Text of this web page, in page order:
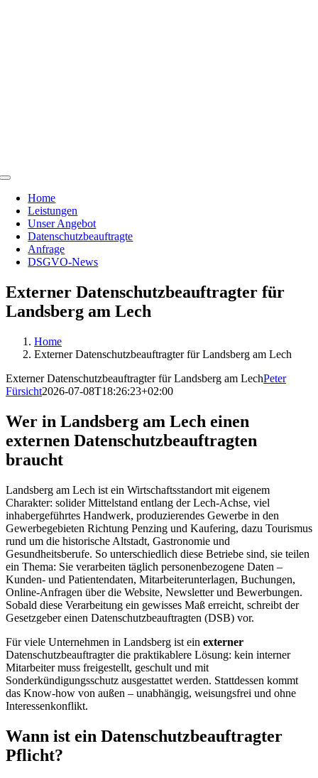
Toggle
NavigationHome
Leistungen
Unser Angebot
Datenschutzbeauftragte
Anfrage
DSGVO-News
Externer Datenschutzbeauftragter für
Landsberg am Lech
Home
Externer Datenschutzbeauftragter für Landsberg am Lech
Externer Datenschutzbeauftragter für Landsberg am LechPeter
Fürsicht2026-07-08T18:26:23+02:00
Wer in Landsberg am Lech einen
externen Datenschutzbeauftragten
braucht
Landsberg am Lech ist ein Wirtschaftsstandort mit eigenem
Charakter: solider Mittelstand entlang der Lech-Achse, viel
inhabergeführtes Handwerk, produzierendes Gewerbe in den
Gewerbegebieten Richtung Penzing und Kaufering, dazu Tourismus
rund um die historische Altstadt, Gastronomie und
Gesundheitsberufe. So unterschiedlich diese Betriebe sind, sie teilen
ein Thema: Sie verarbeiten täglich personenbezogene Daten –
Kunden- und Patientendaten, Mitarbeiterunterlagen, Buchungen,
Online-Anfragen über die Website, Newsletter und Bewerbungen.
Sobald diese Verarbeitung ein gewisses Maß erreicht, schreibt der
Gesetzgeber einen Datenschutzbeauftragten (DSB) vor.
Für viele Unternehmen in Landsberg ist ein externer
Datenschutzbeauftragter die praktikablere Lösung: kein interner
Mitarbeiter muss freigestellt, geschult und mit
Sonderkündigungsschutz ausgestattet werden. Stattdessen kommt
das Know-how von außen – unabhängig, weisungsfrei und ohne
Interessenkonflikt.
Wann ist ein Datenschutzbeauftragter
Pflicht?